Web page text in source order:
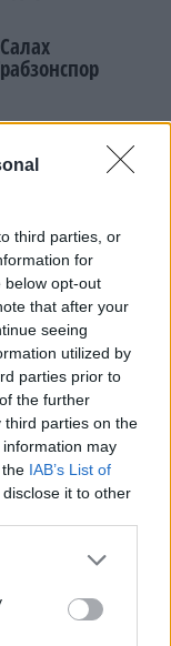
third parties, or
for
below opt-out
that after your
seeing
utilized by
parties prior to
the further
third parties on the
information may
IAB’s List of
it to other
мачи:
СЕ СУДИ
НА
НА
од
ЌЕ